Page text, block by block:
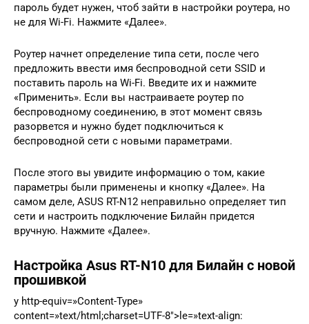
пароль будет нужен, чтоб зайти в настройки роутера, но
не для Wi-Fi. Нажмите «Далее».
Роутер начнет определение типа сети, после чего
предложить ввести имя беспроводной сети SSID и
поставить пароль на Wi-Fi. Введите их и нажмите
«Применить». Если вы настраиваете роутер по
беспроводному соединению, в этот момент связь
разорвется и нужно будет подключиться к
беспроводной сети с новыми параметрами.
После этого вы увидите информацию о том, какие
параметры были применены и кнопку «Далее». На
самом деле, ASUS RT-N12 неправильно определяет тип
сети и настроить подключение Билайн придется
вручную. Нажмите «Далее».
Настройка Asus RT-N10 для Билайн с новой
прошивкой
y http-equiv=»Content-Type»
content=»text/html;charset=UTF-8″>le=»text-align: